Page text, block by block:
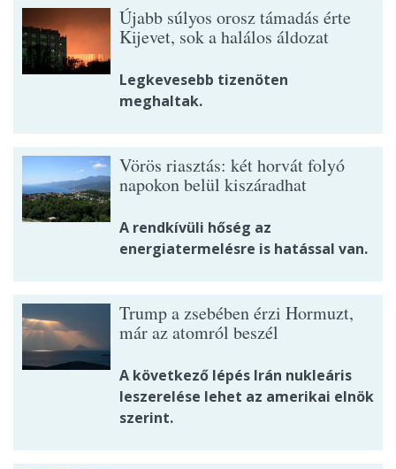
Újabb súlyos orosz támadás érte
Kijevet, sok a halálos áldozat
Legkevesebb tizenöten
meghaltak.
Vörös riasztás: két horvát folyó
napokon belül kiszáradhat
A rendkívüli hőség az
energiatermelésre is hatással van.
Trump a zsebében érzi Hormuzt,
már az atomról beszél
A következő lépés Irán nukleáris
leszerelése lehet az amerikai elnök
szerint.